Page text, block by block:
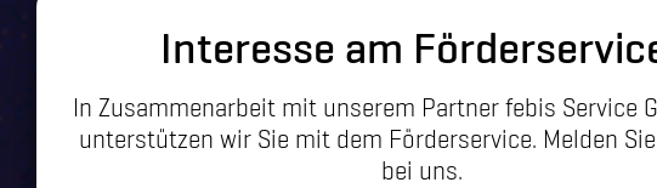
Interesse am
In Zusammenarbeit mit unserem Partner febis Service
unterstützen wir Sie mit dem Förderservice. Melden
bei uns.